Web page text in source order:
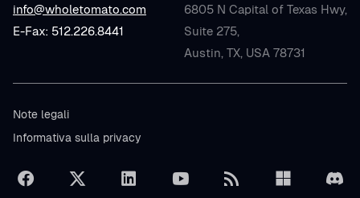
info@wholetomato.com
E-Fax: 512.226.8441
6805 N Capital of Texas Hwy,
Suite 275,
Austin, TX, USA 78731
Note legali
Informativa sulla privacy